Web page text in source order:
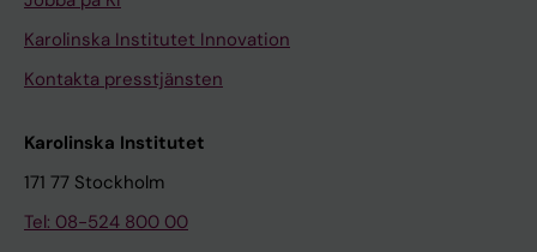
Karolinska Institutet Innovation
Kontakta presstjänsten
Karolinska Institutet
171 77 Stockholm
Tel: 08-524 800 00